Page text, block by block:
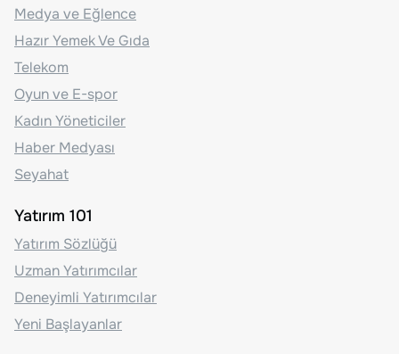
Medya ve Eğlence
Hazır Yemek Ve Gıda
Telekom
Oyun ve E-spor
Kadın Yöneticiler
Haber Medyası
Seyahat
Yatırım 101
Yatırım Sözlüğü
Uzman Yatırımcılar
Deneyimli Yatırımcılar
Yeni Başlayanlar